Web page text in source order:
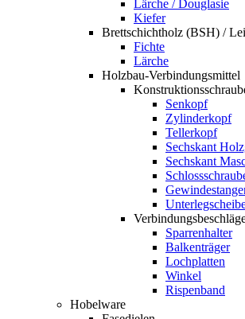
Lärche / Douglasie
Kiefer
Brettschichtholz (BSH) /
Fichte
Lärche
Holzbau-Verbindungsmittel
Senkopf
Zylinderkopf
Tellerkopf
Sechskant
Sechskant
Sparrenhalter
Balkenträger
Lochplatten
Winkel
Rispenband
Hobelware